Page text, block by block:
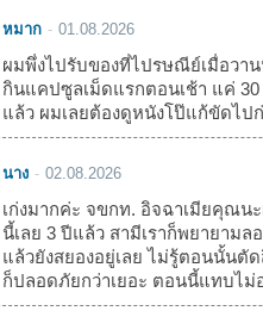
หมาก 01.08.2026
ผมพึ่งไปรับของที่ไปรษณีย์เมื่อวา
กินแคปซูลเม็ดแรกตอนเช้า แค่
แล้ว ผมเลยต้องดูหนังโป๊แก้ขัดไป
นาง 02.08.2026
เก่งมากค่ะ จขกท. อิจฉาเมียคุณน
นี้เลย 3 ปีแล้ว สามีเราก็พยายาม
แล้วยังสยองอยู่เลย ไม่รู้ตอนนั้นตั
ก็ปลอดภัยกว่าเยอะ ตอนนี้แทบไม่